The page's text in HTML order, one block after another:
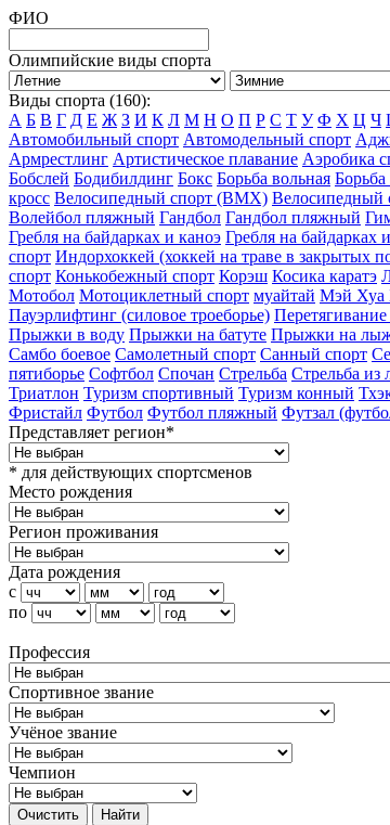
ФИО
Олимпийские виды спорта
Виды спорта (160):
А Б В Г Д Е Ж З И К Л М Н О П Р С Т У Ф Х Ц Ч
Автомобильный спорт Автомодельный спорт
Армрестлинг Артистическое плавание Аэробика
Бобслей Бодибилдинг Бокс Борьба вольная Борьба
кросс Велосипедный спорт (BMX) Велосипедный
Волейбол пляжный Гандбол Гандбол пляжный
Гребля на байдарках и каноэ Гребля на байдарках
спорт Индорхоккей (хоккей на траве в закрытых
спорт Конькобежный спорт Корэш Косика каратэ
Мотобол Мотоциклетный спорт муайтай Мэй Хуа
Пауэрлифтинг (силовое троеборье) Перетягивание
Прыжки в воду Прыжки на батуте Прыжки на
Самбо боевое Самолетный спорт Санный спорт
пятиборье Софтбол Спочан Стрельба Стрельба из
Триатлон Туризм cпортивный Туризм конный
Фристайл Футбол Футбол пляжный Футзал
Представляет регион*
* для действующих спортсменов
Место рождения
Регион проживания
Дата рождения
с
по
Профессия
Спортивное звание
Учёное звание
Чемпион